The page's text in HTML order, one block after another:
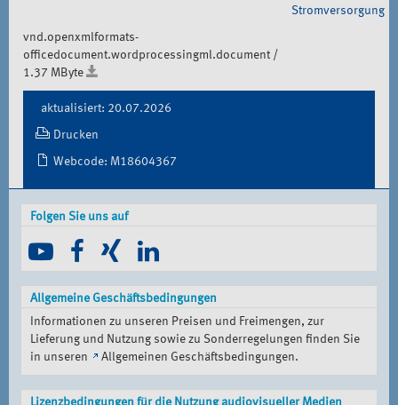
Stromversorgung
vnd.openxmlformats-
officedocument.wordprocessingml.document /
1.37 MByte
Document
aktualisiert: 20.07.2026
Drucken
Webcode: M18604367
Folgen Sie uns auf
Allgemeine Geschäftsbedingungen
Informationen zu unseren Preisen und Freimengen, zur
Lieferung und Nutzung sowie zu Sonderregelungen finden Sie
in unseren
Allgemeinen Geschäftsbedingungen.
Lizenzbedingungen für die Nutzung audiovisueller Medien